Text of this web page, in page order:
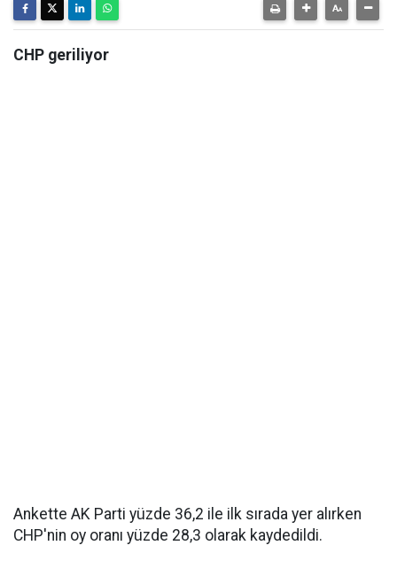
CHP geriliyor
Ankette AK Parti yüzde 36,2 ile ilk sırada yer alırken
CHP'nin oy oranı yüzde 28,3 olarak kaydedildi.